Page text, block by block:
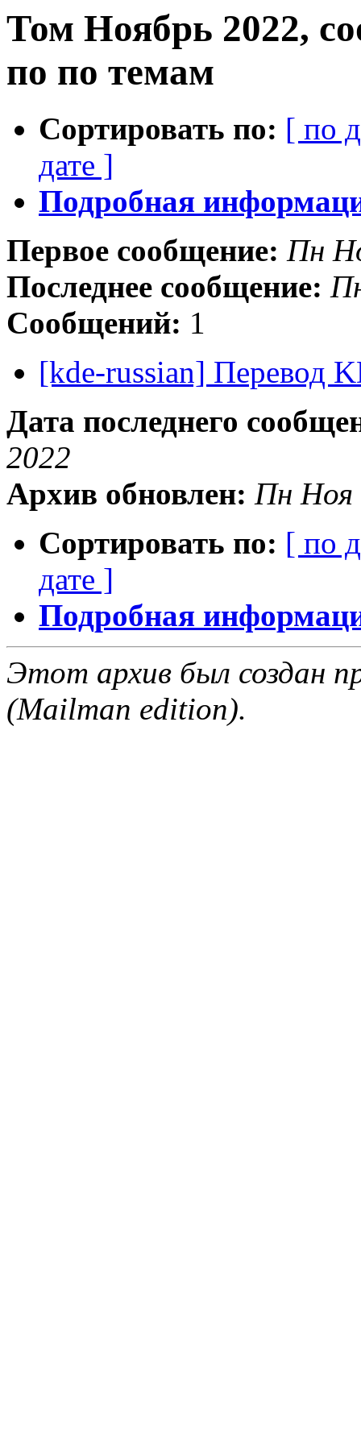
Том Ноябрь 2022,
по по темам
Сортировать по: [ по
дате ]
Подробная
Первое сообщение: Пн
Последнее сообщение:
Сообщений: 1
[kde-russian] Перевод
Дата последнего
2022
Архив обновлен: Пн Ноя
Сортировать по: [ по
дате ]
Подробная
Этот архив был создан
(Mailman edition).